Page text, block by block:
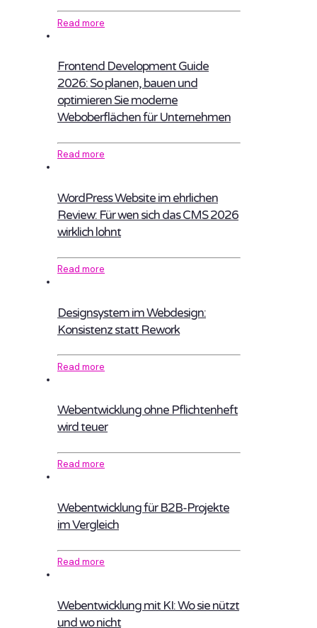
Read more
Frontend Development Guide
2026: So planen, bauen und
optimieren Sie moderne
Weboberflächen für Unternehmen
Read more
WordPress Website im ehrlichen
Review: Für wen sich das CMS 2026
wirklich lohnt
Read more
Designsystem im Webdesign:
Konsistenz statt Rework
Read more
Webentwicklung ohne Pflichtenheft
wird teuer
Read more
Webentwicklung für B2B-Projekte
im Vergleich
Read more
Webentwicklung mit KI: Wo sie nützt
und wo nicht